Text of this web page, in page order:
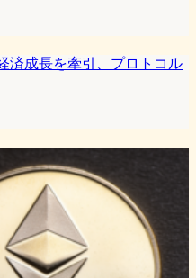
済成長を牽引、プロトコル